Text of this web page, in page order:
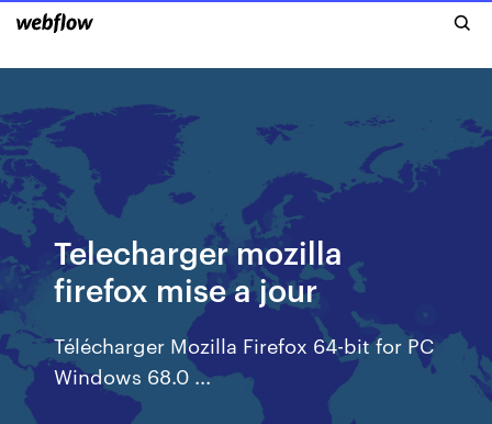
Telecharger mozilla
firefox mise a jour
Télécharger Mozilla Firefox 64-bit for PC
Windows 68.0 ...